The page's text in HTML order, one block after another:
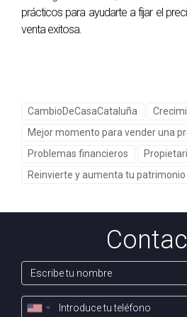
siguiente nivel o simplemente
como consumidor, no dudes en
PREGUNTAS
¿Cuáles son las
Las principales tendencias
digitalización y la personalización
¿Cómo puedo adaptar mi
tendencias?
prácticos para ayudarte a fijar el
venta exitosa.
CambioDeCasaCataluña
Mejor momento para vender una
Problemas financieros
Reinvierte y aumenta tu